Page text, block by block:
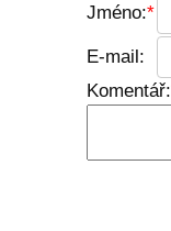
Jméno:
E-mail:
Komentář: